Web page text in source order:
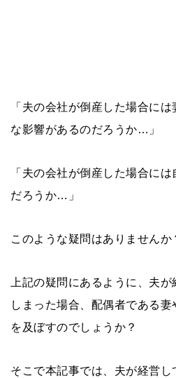
「夫の会社が倒産した場合に
な影響があるのだろうか…」
「夫の会社が倒産した場合に
だろうか…」
このような疑問はありませんか
上記の疑問にあるように、夫
しまった場合、配偶者である
を及ぼすのでしょうか？
そこで本記事では、夫が経営